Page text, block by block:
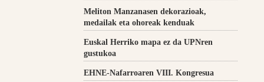
Meliton Manzanasen dekorazioak,
medailak eta ohoreak kenduak
Euskal Herriko mapa ez da UPNren
gustukoa
EHNE-Nafarroaren VIII. Kongresua